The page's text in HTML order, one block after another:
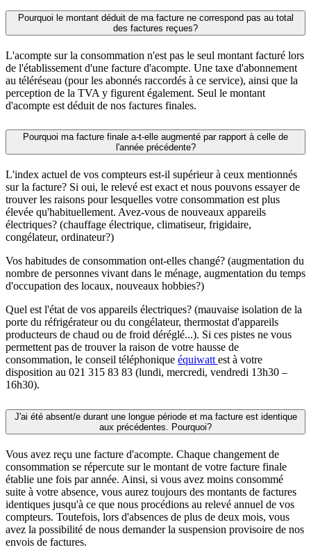
Pourquoi le montant déduit de ma facture ne correspond pas au total
des factures reçues?
L'acompte sur la consommation n'est pas le seul montant facturé lors
de l'établissement d'une facture d'acompte. Une taxe d'abonnement
au téléréseau (pour les abonnés raccordés à ce service), ainsi que la
perception de la TVA y figurent également. Seul le montant
d'acompte est déduit de nos factures finales.
Pourquoi ma facture finale a-t-elle augmenté par rapport à celle de
l'année précédente?
L'index actuel de vos compteurs est-il supérieur à ceux mentionnés
sur la facture? Si oui, le relevé est exact et nous pouvons essayer de
trouver les raisons pour lesquelles votre consommation est plus
élevée qu'habituellement. Avez-vous de nouveaux appareils
électriques? (chauffage électrique, climatiseur, frigidaire,
congélateur, ordinateur?)
Vos habitudes de consommation ont-elles changé? (augmentation du
nombre de personnes vivant dans le ménage, augmentation du temps
d'occupation des locaux, nouveaux hobbies?)
Quel est l'état de vos appareils électriques? (mauvaise isolation de la
porte du réfrigérateur ou du congélateur, thermostat d'appareils
producteurs de chaud ou de froid déréglé...). Si ces pistes ne vous
permettent pas de trouver la raison de votre hausse de
consommation, le conseil téléphonique équiwatt est à votre
disposition au 021 315 83 83 (lundi, mercredi, vendredi 13h30 –
16h30).
J'ai été absent/e durant une longue période et ma facture est identique
aux précédentes. Pourquoi?
Vous avez reçu une facture d'acompte. Chaque changement de
consommation se répercute sur le montant de votre facture finale
établie une fois par année. Ainsi, si vous avez moins consommé
suite à votre absence, vous aurez toujours des montants de factures
identiques jusqu'à ce que nous procédions au relevé annuel de vos
compteurs. Toutefois, lors d'absences de plus de deux mois, vous
avez la possibilité de nous demander la suspension provisoire de nos
envois de factures.